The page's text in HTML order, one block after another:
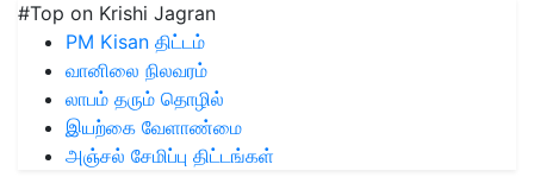
#Top on Krishi Jagran
PM Kisan திட்டம்
வானிலை நிலவரம்
லாபம் தரும் தொழில்
இயற்கை வேளாண்மை
அஞ்சல் சேமிப்பு திட்டங்கள்